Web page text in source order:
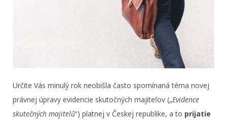
Určite Vás minulý rok neobišla často spomínaná téma novej
právnej úpravy evidencie skutočných majiteľov („Evidence
skutečných majitelů“) platnej v Českej republike, a to prijatie